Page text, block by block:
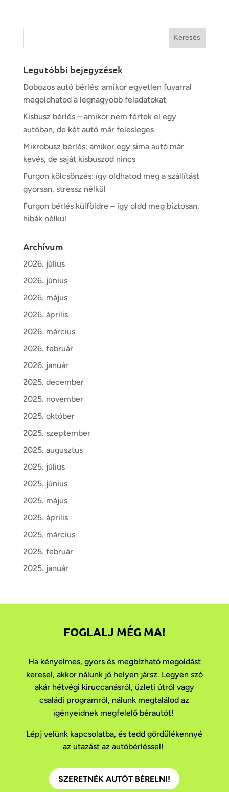
Legutóbbi bejegyzések
Dobozos autó bérlés: amikor egyetlen fuvarral
megoldhatod a legnagyobb feladatokat
Kisbusz bérlés – amikor nem fértek el egy
autóban, de két autó már felesleges
Mikrobusz bérlés: amikor egy sima autó már
kevés, de saját kisbuszod nincs
Furgon kölcsönzés: így oldhatod meg a szállítást
gyorsan, stressz nélkül
Furgon bérlés külföldre – így oldd meg biztosan,
hibák nélkül
Archívum
2026. július
2026. június
2026. május
2026. április
2026. március
2026. február
2026. január
2025. december
2025. november
2025. október
2025. szeptember
2025. augusztus
2025. július
2025. június
2025. május
2025. április
2025. március
2025. február
2025. január
FOGLALJ MÉG MA!
Ha kényelmes, gyors és megbízható megoldást
keresel, akkor nálunk jó helyen jársz. Legyen szó
akár hétvégi kiruccanásról, üzleti útról vagy
családi programról, nálunk megtalálod az
igényeidnek megfelelő bérautót!
Lépj velünk kapcsolatba, és tedd gördülékennyé
az utazást az autóbérléssel!
SZERETNÉK AUTÓT BÉRELNI!